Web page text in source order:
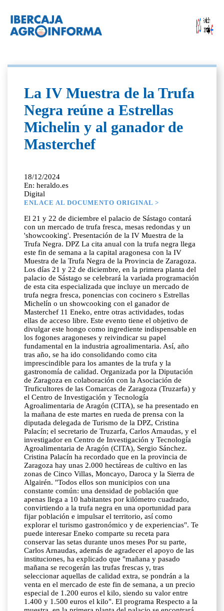
La IV Muestra de la Trufa
Negra reúne a Estrellas
Michelin y al ganador de
Masterchef
18/12/2024
En: heraldo.es
Digital
ENLACE AL DOCUMENTO ORIGINAL >
El 21 y 22 de diciembre el palacio de Sástago contará
con un mercado de trufa fresca, mesas redondas y un
'showcooking'. Presentación de la IV Muestra de la
Trufa Negra. DPZ La cita anual con la trufa negra llega
este fin de semana a la capital aragonesa con la IV
Muestra de la Trufa Negra de la Provincia de Zaragoza.
Los días 21 y 22 de diciembre, en la primera planta del
palacio de Sástago se celebrará la variada programación
de esta cita especializada que incluye un mercado de
trufa negra fresca, ponencias con cocinero s Estrellas
Michelín o un showcooking con el ganador de
Masterchef 11 Eneko, entre otras actividades, todas
ellas de acceso libre. Este evento tiene el objetivo de
divulgar este hongo como ingrediente indispensable en
los fogones aragoneses y reivindicar su papel
fundamental en la industria agroalimentaria. Así, año
tras año, se ha ido consolidando como cita
imprescindible para los amantes de la trufa y la
gastronomía de calidad. Organizada por la Diputación
de Zaragoza en colaboración con la Asociación de
Truficultores de las Comarcas de Zaragoza (Truzarfa) y
el Centro de Investigación y Tecnología
Agroalimentaria de Aragón (CITA), se ha presentado en
la mañana de este martes en rueda de prensa con la
diputada delegada de Turismo de la DPZ, Cristina
Palacín; el secretario de Truzarfa, Carlos Arnaudas, y el
investigador en Centro de Investigación y Tecnología
Agroalimentaria de Aragón (CITA), Sergio Sánchez.
Cristina Palacín ha recordado que en la provincia de
Zaragoza hay unas 2.000 hectáreas de cultivo en las
zonas de Cinco Villas, Moncayo, Daroca y la Sierra de
Algairén. "Todos ellos son municipios con una
constante común: una densidad de población que
apenas llega a 10 habitantes por kilómetro cuadrado,
convirtiendo a la trufa negra en una oportunidad para
fijar población e impulsar el territorio, así como
explorar el turismo gastronómico y de experiencias". Te
puede interesar Eneko comparte su receta para
conservar las setas durante unos meses Por su parte,
Carlos Arnaudas, además de agradecer el apoyo de las
instituciones, ha explicado que "mañana y pasado
mañana se recogerán las trufas frescas y, tras
seleccionar aquellas de calidad extra, se pondrán a la
venta en el mercado de este fin de semana, a un precio
especial de 1.200 euros el kilo, siendo su valor entre
1.400 y 1.500 euros el kilo". El programa Respecto a la